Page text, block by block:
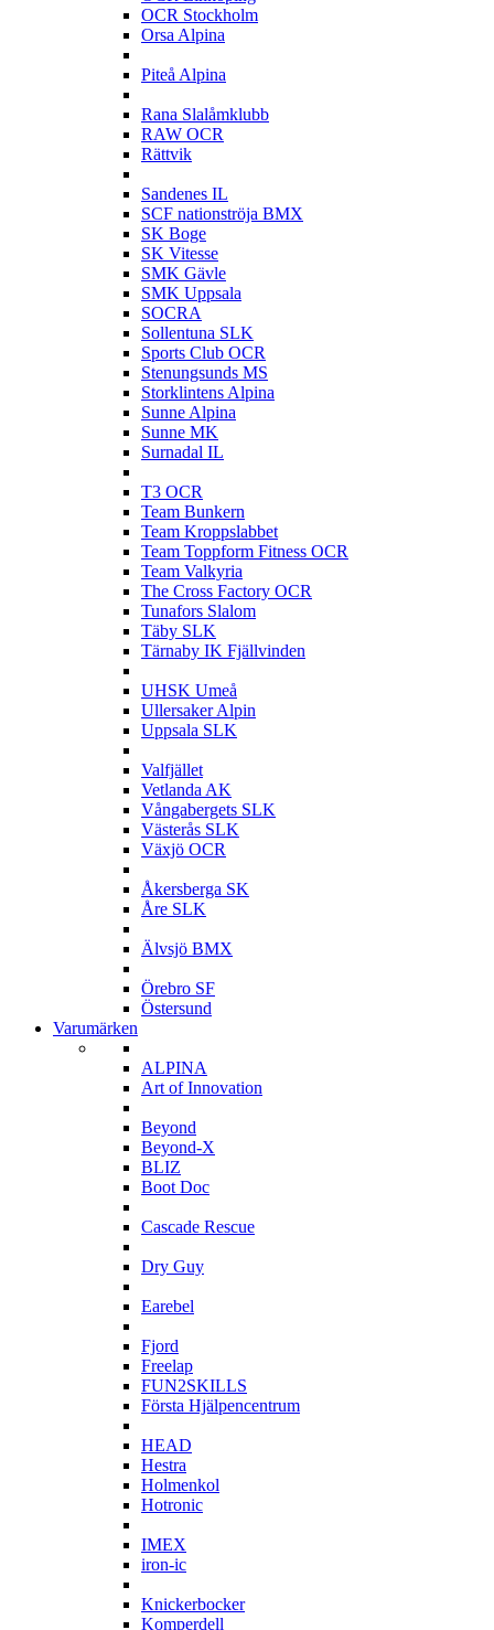
OCR Stockholm
Orsa Alpina
Piteå Alpina
Rana Slalåmklubb
RAW OCR
Rättvik
Sandenes IL
SCF nationströja BMX
SK Boge
SK Vitesse
SMK Gävle
SMK Uppsala
SOCRA
Sollentuna SLK
Sports Club OCR
Stenungsunds MS
Storklintens Alpina
Sunne Alpina
Sunne MK
Surnadal IL
T3 OCR
Team Bunkern
Team Kroppslabbet
Team Toppform Fitness OCR
Team Valkyria
The Cross Factory OCR
Tunafors Slalom
Täby SLK
Tärnaby IK Fjällvinden
UHSK Umeå
Ullersaker Alpin
Uppsala SLK
Valfjället
Vetlanda AK
Vångabergets SLK
Västerås SLK
Växjö OCR
Åkersberga SK
Åre SLK
Älvsjö BMX
Örebro SF
Östersund
Varumärken
ALPINA
Art of Innovation
Beyond
Beyond-X
BLIZ
Boot Doc
Cascade Rescue
Dry Guy
Earebel
Fjord
Freelap
FUN2SKILLS
Första Hjälpencentrum
HEAD
Hestra
Holmenkol
Hotronic
IMEX
iron-ic
Knickerbocker
Komperdell